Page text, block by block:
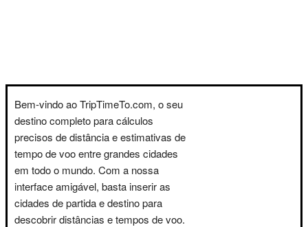
Bem-vindo ao TripTimeTo.com, o seu
destino completo para cálculos
precisos de distância e estimativas de
tempo de voo entre grandes cidades
em todo o mundo. Com a nossa
interface amigável, basta inserir as
cidades de partida e destino para
descobrir distâncias e tempos de voo.